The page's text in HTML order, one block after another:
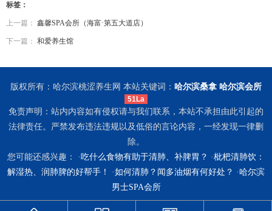
标签：
上一篇： 鑫馨SPA会所（海富·第五大道店）
下一篇： 和爱养生馆
版权所有：哈尔滨桃涩养生网 本站关键词： 哈尔滨桑拿 哈尔滨会所
51La
免责声明：站内内容如有侵权请与我们联系，本站不承担由此引起的
法律责任。严禁发布违法违规以及低俗的言论内容，一经发现一律删
除。
您可能还感兴趣： ·吃什么食物有助于清肺、补脾胃？ ·枇杷清肺饮：
解湿热、润肺脾的好帮手！
·如何清肺？闻多油烟有何好处？ ·哈尔滨
男士SPA会所